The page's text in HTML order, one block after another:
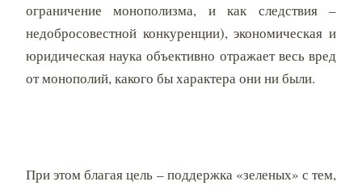
ограничение монополизма, и как следствия –
недобросовестной конкуренции), экономическая и
юридическая наука объективно отражает весь вред
от монополий, какого бы характера они ни были.
При этом благая цель – поддержка «зеленых» с тем,